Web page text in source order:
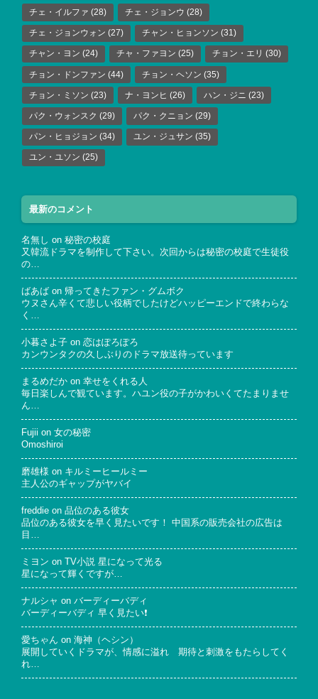
チェ・イルファ (28) チェ・ジョンウ (28)
チェ・ジョンウォン (27) チャン・ヒョンソン (31)
チャン・ヨン (24) チャ・ファヨン (25) チョン・エリ (30)
チョン・ドンファン (44) チョン・ヘソン (35)
チョン・ミソン (23) ナ・ヨンヒ (26) ハン・ジニ (23)
パク・ウォンスク (29) パク・クニョン (29)
パン・ヒョジョン (34) ユン・ジュサン (35)
ユン・ユソン (25)
最新のコメント
名無し on 秘密の校庭
又韓流ドラマを制作して下さい。次回からは秘密の校庭で生徒役
の…
ばあば on 帰ってきたファン・グムボク
ウヌさん辛くて悲しい役柄でしたけどハッピーエンドで終わらな
く…
小暮さよ子 on 恋はぽろぽろ
カンウンタクの久しぶりのドラマ放送待っています
まるめだか on 幸せをくれる人
毎日楽しんで観ています。ハユン役の子がかわいくてたまりませ
ん…
Fujii on 女の秘密
Omoshiroi
磨雄様 on キルミーヒールミー
主人公のギャップがヤバイ
freddie on 品位のある彼女
品位のある彼女を早く見たいです！ 中国系の販売会社の広告は
目…
ミヨン on
TV小説 星になって光る
星になって輝くですが…
ナルシャ on バーディーバディ
バーディーバディ 早く見たい❗
愛ちゃん on 海神（ヘシン）
展開していくドラマが、情感に溢れ 期待と刺激をもたらしてく
れ…